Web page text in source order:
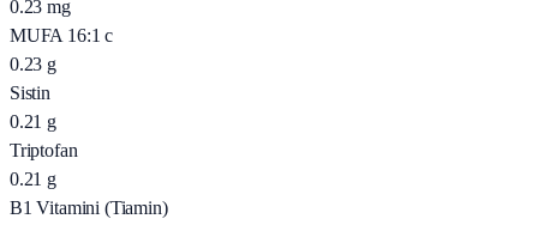
0.23 mg
MUFA 16:1 c
0.23 g
Sistin
0.21 g
Triptofan
0.21 g
B1 Vitamini (Tiamin)